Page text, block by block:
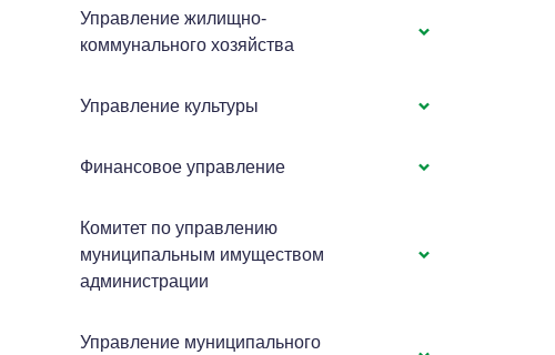
Управление жилищно-
коммунального хозяйства
Управление культуры
Финансовое управление
Комитет по управлению
муниципальным имуществом
администрации
Управление муниципального